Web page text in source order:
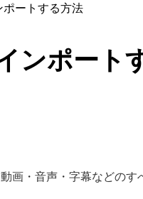
ートする方法
ンポート
画・音声・字幕などの